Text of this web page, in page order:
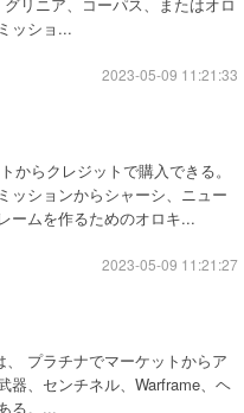
ッショ...
2023-05-09 11:21:33
からクレジットで購入できる。
ッションからシャーシ、ニュー
ームを作るためのオロキ...
2023-05-09 11:21:27
プラチナでマーケットからア
器、センチネル、Warframe、ヘ
る。...